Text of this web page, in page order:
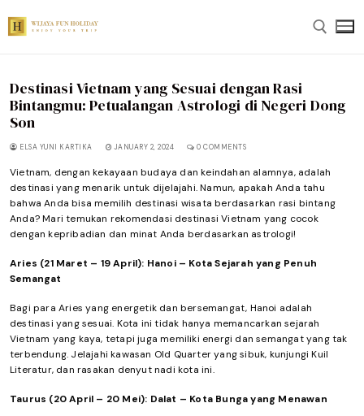
content
Search for:
Destinasi Vietnam yang Sesuai dengan Rasi
Bintangmu: Petualangan Astrologi di Negeri Dong
Son
ELSA YUNI KARTIKA JANUARY 2, 2024 0 COMMENTS
Vietnam, dengan kekayaan budaya dan keindahan alamnya, adalah
destinasi yang menarik untuk dijelajahi. Namun, apakah Anda tahu
bahwa Anda bisa memilih destinasi wisata berdasarkan rasi bintang
Anda? Mari temukan rekomendasi destinasi Vietnam yang cocok
dengan kepribadian dan minat Anda berdasarkan astrologi!
Aries (21 Maret – 19 April): Hanoi – Kota Sejarah yang Penuh
Semangat
Bagi para Aries yang energetik dan bersemangat, Hanoi adalah
destinasi yang sesuai. Kota ini tidak hanya memancarkan sejarah
Vietnam yang kaya, tetapi juga memiliki energi dan semangat yang tak
terbendung. Jelajahi kawasan Old Quarter yang sibuk, kunjungi Kuil
Literatur, dan rasakan denyut nadi kota ini.
Taurus (20 April – 20 Mei): Dalat – Kota Bunga yang Menawan